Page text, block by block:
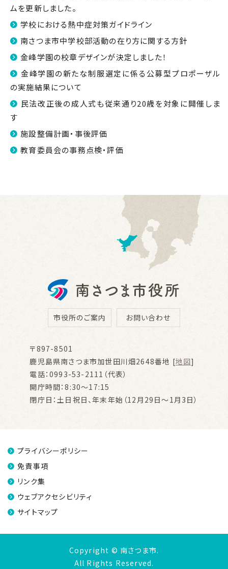
ムを更新しました。
学校における熱中症対策ガイドライン
南さつま市中学校部活動の在り方に関する方針
金峰学園の校章デザインが決定しました！
金峰学園の新たな制服選定に係る公募型プロポーザル
の実施結果について
民法改正後の成人式も従来通り20歳を対象に開催しま
す
施設整備計画・事後評価
教育委員会の事務点検・評価
市役所のご案内 お問い合わせ
〒897-8501
鹿児島県南さつま市加世田川畑2648番地 [地図]
電話：0993-53-2111（代表）
開庁時間：8:30～17:15
閉庁日：土日祝日、年末年始（12月29日～1月3日）
プライバシーポリシー
免責事項
リンク集
ウェブアクセシビリティ
サイトマップ
Copyright © 南さつま市.
All Rights Reserved.